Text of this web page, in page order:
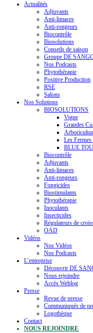
Actualités
Adjuvants
Anti-limaces
Anti-rongeurs
Biocontrôle
Biosolutions
Conseils de saison
Groupe DE
Nos Podcasts
Phytothérapie
Positive Production
RSE
Salons
Nos Solutions
BIOSOLUTIONS
Vigne
Grandes
Les
BLUE
Biocontrôle
Adjuvants
Anti-limaces
Anti-rongeurs
Fongicides
Biostimulants
Phytothérapie
Inoculants
Insecticides
Régulateurs de
OAD
Vidéos
Nos Vidéos
Nos Podcasts
L’entreprise
Découvrir DE
Nous rejoindre
Accès Weblog
Presse
Revue de presse
Communiqués de
Logothèque
Contact
NOUS REJOINDRE